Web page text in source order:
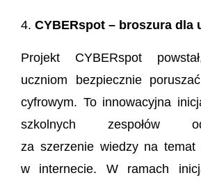
CYBERspot – broszura dla
Projekt CYBERspot
uczniom bezpiecznie
cyfrowym. To innowacyjna
szkolnych zespołów
za szerzenie wiedzy na temat
w internecie. W ramach